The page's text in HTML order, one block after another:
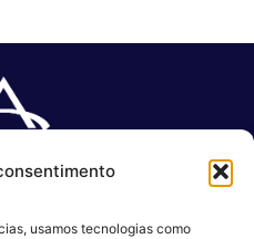
usamos tecnologias como